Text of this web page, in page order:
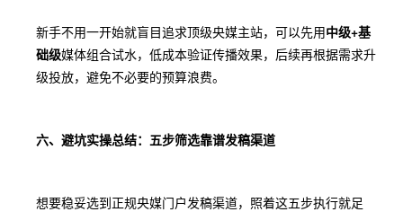
新手不用一开始就盲目追求顶级央媒主站，可以先用中级+基
础级媒体组合试水，低成本验证传播效果，后续再根据需求升
级投放，避免不必要的预算浪费。
六、避坑实操总结：五步筛选靠谱发稿渠道
想要稳妥选到正规央媒门户发稿渠道，照着这五步执行就足